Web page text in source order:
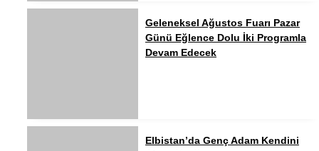
Geleneksel Ağustos Fuarı Pazar
Günü Eğlence Dolu İki Programla
Devam Edecek
Elbistan’da Genç Adam Kendini